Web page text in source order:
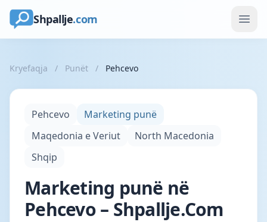
Shpallje.com
Kryefaqja / Punët / Pehcevo
Pehcevo
Marketing punë
Maqedonia e Veriut
North Macedonia
Shqip
Marketing punë në
Pehcevo – Shpallje.Com